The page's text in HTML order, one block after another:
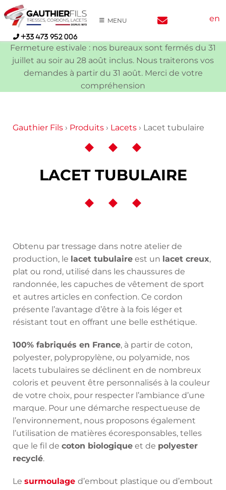
Skip
to
content
+33 473 952 006
MENU en
Fermeture estivale : nos bureaux sont fermés du 31
juillet au soir au 28 août inclus. Nous traiterons vos
demandes à partir du 31 août. Merci de votre
compréhension
Gauthier Fils › Produits › Lacets › Lacet tubulaire
LACET TUBULAIRE
Obtenu par tressage dans notre atelier de
production, le lacet tubulaire est un lacet creux,
plat ou rond, utilisé dans les chaussures de
randonnée, les capuches de vêtement de sport
et autres articles en confection. Ce cordon
présente l’avantage d’être à la fois léger et
résistant tout en offrant une belle esthétique.
100% fabriqués en France, à partir de coton,
polyester, polypropylène, ou polyamide, nos
lacets tubulaires se déclinent en de nombreux
coloris et peuvent être personnalisés à la couleur
de votre choix, pour respecter l’ambiance d’une
marque. Pour une démarche respectueuse de
l’environnement, nous proposons également
l’utilisation de matières écoresponsables, telles
que le fil de coton biologique et de polyester
recyclé.
Le surmoulage d’embout plastique ou d’embout